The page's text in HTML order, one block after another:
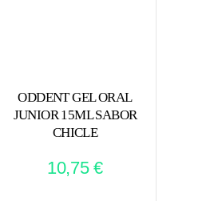
ODDENT GEL ORAL
JUNIOR 15ML SABOR
CHICLE
10,75€